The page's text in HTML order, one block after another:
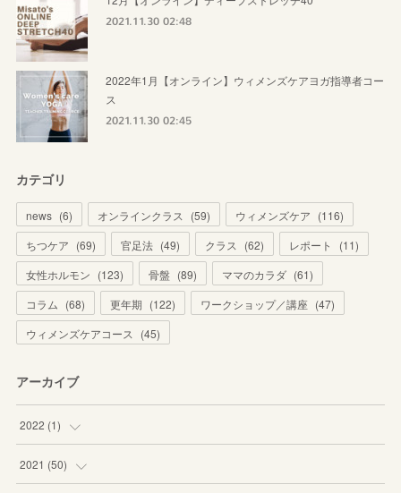
2021.11.30 02:48
2022年1月【オンライン】ウィメンズケアヨガ指導者コー
ス
2021.11.30 02:45
カテゴリ
news (6) オンラインクラス (59) ウィメンズケア (116)
ちつケア (69) 官足法 (49) クラス (62) レポート (11)
女性ホルモン (123) 骨盤 (89) ママのカラダ (61)
コラム (68) 更年期 (122) ワークショップ／講座 (47)
ウィメンズケアコース
(45)
アーカイブ
2022 (1)
(1
2021 (50)